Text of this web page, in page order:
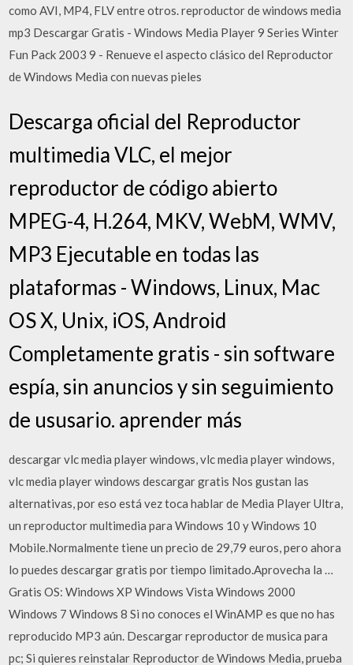
como AVI, MP4, FLV entre otros. reproductor de windows media
mp3 Descargar Gratis - Windows Media Player 9 Series Winter
Fun Pack 2003 9 - Renueve el aspecto clásico del Reproductor
de Windows Media con nuevas pieles
Descarga oficial del Reproductor
multimedia VLC, el mejor
reproductor de código abierto
MPEG-4, H.264, MKV, WebM, WMV,
MP3 Ejecutable en todas las
plataformas - Windows, Linux, Mac
OS X, Unix, iOS, Android
Completamente gratis - sin software
espía, sin anuncios y sin seguimiento
de ususario. aprender más
descargar vlc media player windows, vlc media player windows,
vlc media player windows descargar gratis Nos gustan las
alternativas, por eso está vez toca hablar de Media Player Ultra,
un reproductor multimedia para Windows 10 y Windows 10
Mobile.Normalmente tiene un precio de 29,79 euros, pero ahora
lo puedes descargar gratis por tiempo limitado.Aprovecha la …
Gratis OS: Windows XP Windows Vista Windows 2000
Windows 7 Windows 8 Si no conoces el WinAMP es que no has
reproducido MP3 aún. Descargar reproductor de musica para
pc; Si quieres reinstalar Reproductor de Windows Media, prueba